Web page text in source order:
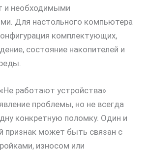
и необходимыми
Для настольного компьютера
комплектующих,
состояние накопителей и
работают устройства»
проблемы, но не всегда
конкретную поломку. Один и
признак может быть связан с
износом или